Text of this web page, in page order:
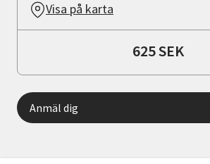
Visa på karta
625 SEK
Anmäl dig